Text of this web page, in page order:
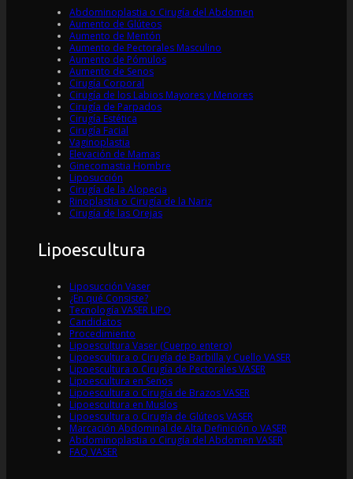
Abdominoplastia o Cirugía del Abdomen
Aumento de Glúteos
Aumento de Mentón
Aumento de Pectorales Masculino
Aumento de Pómulos
Aumento de Senos
Cirugía Corporal
Cirugía de los Labios Mayores y Menores
Cirugía de Parpados
Cirugía Estética
Cirugía Facial
Vaginoplastia
Elevación de Mamas
Ginecomastia Hombre
Liposucción
Cirugía de la Alopecia
Rinoplastia o Cirugía de la Nariz
Cirugía de las Orejas
Lipoescultura
Liposucción Vaser
¿En qué Consiste?
Tecnología VASER LIPO
Candidatos
Procedimiento
Lipoescultura Vaser (Cuerpo entero)
Lipoescultura o Cirugía de Barbilla y Cuello VASER
Lipoescultura o Cirugía de Pectorales VASER
Lipoescultura en Senos
Lipoescultura o Cirugía de Brazos VASER
Lipoescultura en Muslos
Lipoescultura o Cirugía de Glúteos VASER
Marcación Abdominal de Alta Definición o VASER
Abdominoplastia o Cirugía del Abdomen VASER
FAQ VASER